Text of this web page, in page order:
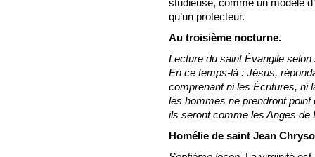
studieuse, comme un modèle
qu’un protecteur.
Au troisième nocturne.
Lecture du saint Évangile selon
En ce temps-là : Jésus,
comprenant ni les Écritures, ni
les hommes ne prendront
ils seront comme les Anges de
Homélie de saint Jean